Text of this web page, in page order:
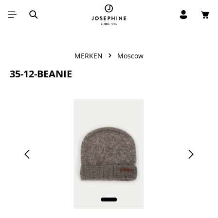
Ga naar de hoofdinhoud
MERKEN Moscow
35-12-BEANIE